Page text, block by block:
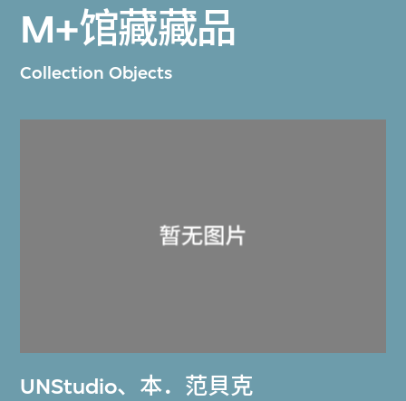
M+馆藏藏品
Collection Objects
UNStudio、 本．范貝克